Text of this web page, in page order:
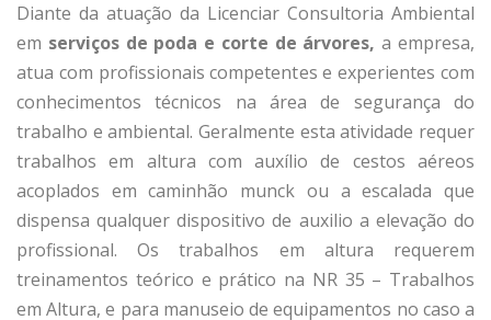
Diante da atuação da Licenciar Consultoria Ambiental
em serviços de poda e corte de árvores,a empresa,
atua com profissionais competentes e experientes com
conhecimentos técnicos na área de segurança do
trabalho e ambiental. Geralmente esta atividade requer
trabalhos em altura com auxílio de cestos aéreos
acoplados em caminhão munck ou a escalada que
dispensa qualquer dispositivo de auxilio a elevação do
profissional. Os trabalhos em altura requerem
treinamentos teórico e prático na NR 35 – Trabalhos
em Altura, e para manuseio de equipamentos no caso a